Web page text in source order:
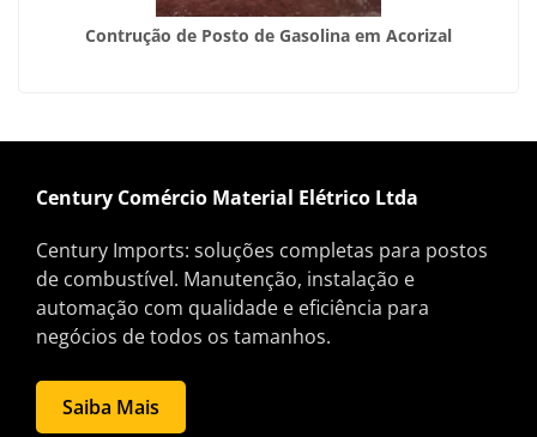
Contrução de Posto de Gasolina em Acorizal
Century Comércio Material Elétrico Ltda
Century Imports: soluções completas para postos
de combustível. Manutenção, instalação e
automação com qualidade e eficiência para
negócios de todos os tamanhos.
Saiba Mais